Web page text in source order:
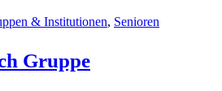
& Institutionen, Senioren
Gruppe